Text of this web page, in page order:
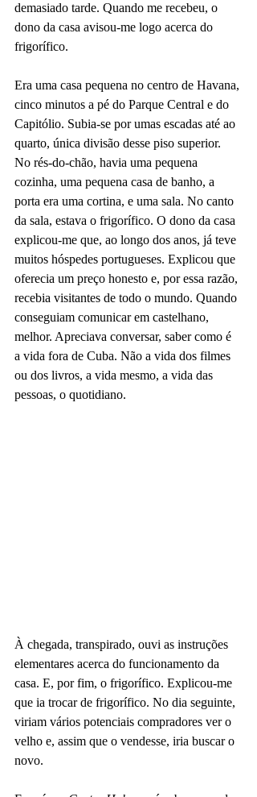
demasiado tarde. Quando me recebeu, o
dono da casa avisou-me logo acerca do
frigorífico.
Era uma casa pequena no centro de Havana,
cinco minutos a pé do Parque Central e do
Capitólio. Subia-se por umas escadas até ao
quarto, única divisão desse piso superior.
No rés-do-chão, havia uma pequena
cozinha, uma pequena casa de banho, a
porta era uma cortina, e uma sala. No canto
da sala, estava o frigorífico. O dono da casa
explicou-me que, ao longo dos anos, já teve
muitos hóspedes portugueses. Explicou que
oferecia um preço honesto e, por essa razão,
recebia visitantes de todo o mundo. Quando
conseguiam comunicar em castelhano,
melhor. Apreciava conversar, saber como é
a vida fora de Cuba. Não a vida dos filmes
ou dos livros, a vida mesmo, a vida das
pessoas, o quotidiano.
À chegada, transpirado, ouvi as instruções
elementares acerca do funcionamento da
casa. E, por fim, o frigorífico. Explicou-me
que ia trocar de frigorífico. No dia seguinte,
viriam vários potenciais compradores ver o
velho e, assim que o vendesse, iria buscar o
novo.